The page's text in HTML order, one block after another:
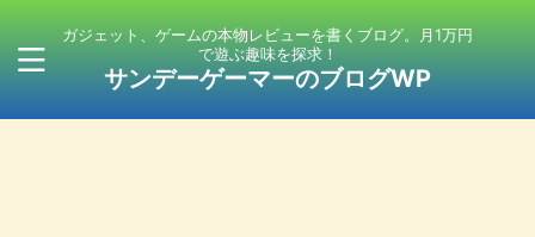
ガジェット、ゲームの本物レビューを書くブログ。月1万円
で遊ぶ趣味を探求！
サンデーゲーマーのブログWP